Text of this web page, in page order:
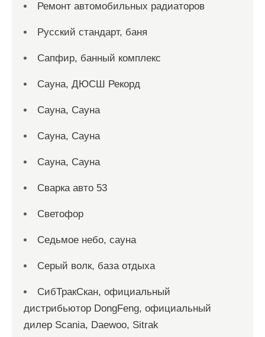
Ремонт автомобильных радиаторов
Русский стандарт, баня
Сапфир, банный комплекс
Сауна, ДЮСШ Рекорд
Сауна, Сауна
Сауна, Сауна
Сауна, Сауна
Сварка авто 53
Светофор
Седьмое небо, сауна
Серый волк, база отдыха
СибТракСкан, официальный
дистрибьютор DongFeng, официальный
дилер Scania, Daewoo, Sitrak